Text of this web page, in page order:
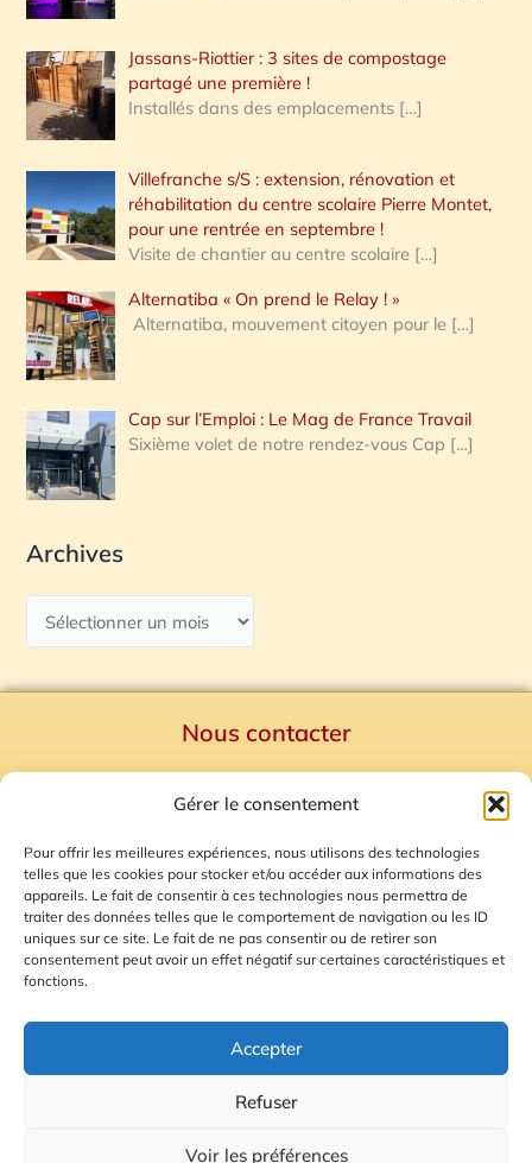
Gérer le consentement
Pour offrir les meilleures expériences, nous utilisons des technologies
telles que les cookies pour stocker et/ou accéder aux informations des
appareils. Le fait de consentir à ces technologies nous permettra de
traiter des données telles que le comportement de navigation ou les ID
uniques sur ce site. Le fait de ne pas consentir ou de retirer son
consentement peut avoir un effet négatif sur certaines caractéristiques et
fonctions.
Accepter
Refuser
Voir les préférences
Jassans-Riottier : 3 sites de compostage
partagé une première !
Installés dans des emplacements […]
Villefranche s/S : extension, rénovation et
réhabilitation du centre scolaire Pierre Montet,
pour une rentrée en septembre !
Visite de chantier au centre scolaire […]
Alternatiba « On prend le Relay ! »
Alternatiba, mouvement citoyen pour le […]
Cap sur l’Emploi : Le Mag de France Travail
Sixième volet de notre rendez-vous Cap […]
Archives
Nous contacter
Mentions Légales
Plan du site
Gestion des Cookies
© 2026 Radio Calade